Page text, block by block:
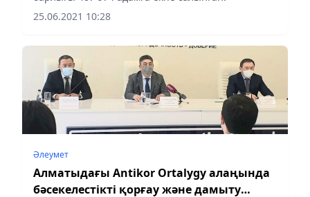
25.06.2021 10:28
Әлеумет
Алматыдағы Antikor Ortalygy алаңында
бәсекелестікті қорғау және дамыту